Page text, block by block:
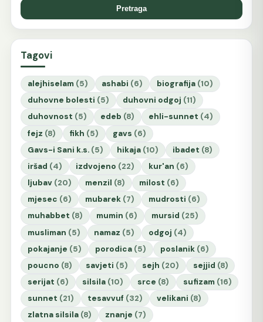
Tagovi
alejhiselam (5) ashabi (6) biografija (10)
duhovne bolesti (5) duhovni odgoj (11)
duhovnost (5) edeb (8) ehli-sunnet (4)
fejz (8) fikh (5) gavs (6)
Gavs-i Sani k.s. (5) hikaja (10) ibadet (8)
iršad (4) izdvojeno (22) kur'an (6)
ljubav (20) menzil (8) milost (6)
mjesec (6) mubarek (7) mudrosti (6)
muhabbet (8) mumin (6) mursid (25)
musliman (5) namaz (5) odgoj (4)
pokajanje (5) porodica (5) poslanik (6)
poucno (8) savjeti (5) sejh (20) sejjid (8)
serijat (6) silsila (10) srce (8) sufizam (16)
sunnet (21) tesavvuf (32) velikani (8)
zlatna silsila (8) znanje (7)